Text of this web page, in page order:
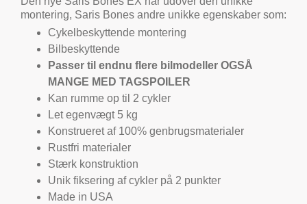
montering, Saris Bones andre unikke egenskaber som:
Cykelbeskyttende montering
Bilbeskyttende
Passer til endnu flere bilmodeller OGSÅ
MANGE MED TAGSPOILER
Kan rumme op til 2 cykler
Let egenvægt 5 kg
Konstrueret af 100% genbrugsmaterialer
Rustfri materialer
Stærk konstruktion
Unik fiksering af cykler på 2 punkter
Made in USA